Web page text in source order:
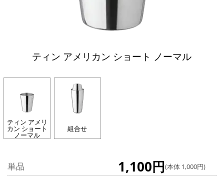
ティン アメリカン ショート ノーマル
ティン アメリ
カン ショート
ノーマル
組合せ
単品 1,100円(本体 1,000円)